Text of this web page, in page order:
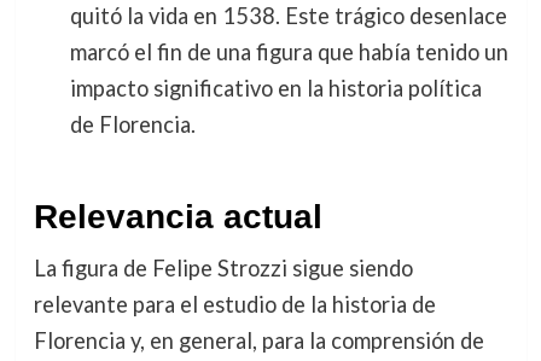
quitó la vida en 1538. Este trágico desenlace
marcó el fin de una figura que había tenido un
impacto significativo en la historia política
de Florencia.
Relevancia actual
La figura de Felipe Strozzi sigue siendo
relevante para el estudio de la historia de
Florencia y, en general, para la comprensión de